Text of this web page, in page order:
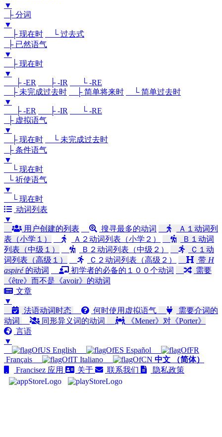
▼
├ 分词
▼
├ 现在时
└ 过去式
├ 已然语气
▼
├ 现在时
▼
├ -ER
├ -IR
└ -RE
├ 未完成过去时
├ 简单将来时
└ 简单过去时
▼
├ -ER
├ -IR
└ -RE
├ 虚拟语气
▼
├ 现在时
└ 未完成过去时
├ 条件语气
▼
└ 现在时
└ 祈使语气
▼
└ 现在时
动词列表
▼
用户创建的列表
搜寻最多的动词
Ａ１动词列
表（小学１）
Ａ２动词列表（小学２）
Ｂ１动词
列表（中级１）
Ｂ２动词列表（中级２）
Ｃ１动
词列表（高级１）
Ｃ２动词列表（高级２） 带 H
aspiré的动词 初学者的必备的１００个动词
需要
《être》而不是《avoir》的动词
文章
▼
法语动词时态
何时使用虚拟语气
需要介词的
动词
同形异义词的动词
《Mener》对《Porter》
言语
▼
English
Español
Français
Italiano
中文 （简体）
Francisez 应用
关于 联系我们 隐私政策